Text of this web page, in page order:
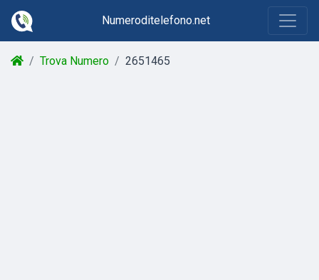
Numeroditelefono.net
Trova Numero 2651465